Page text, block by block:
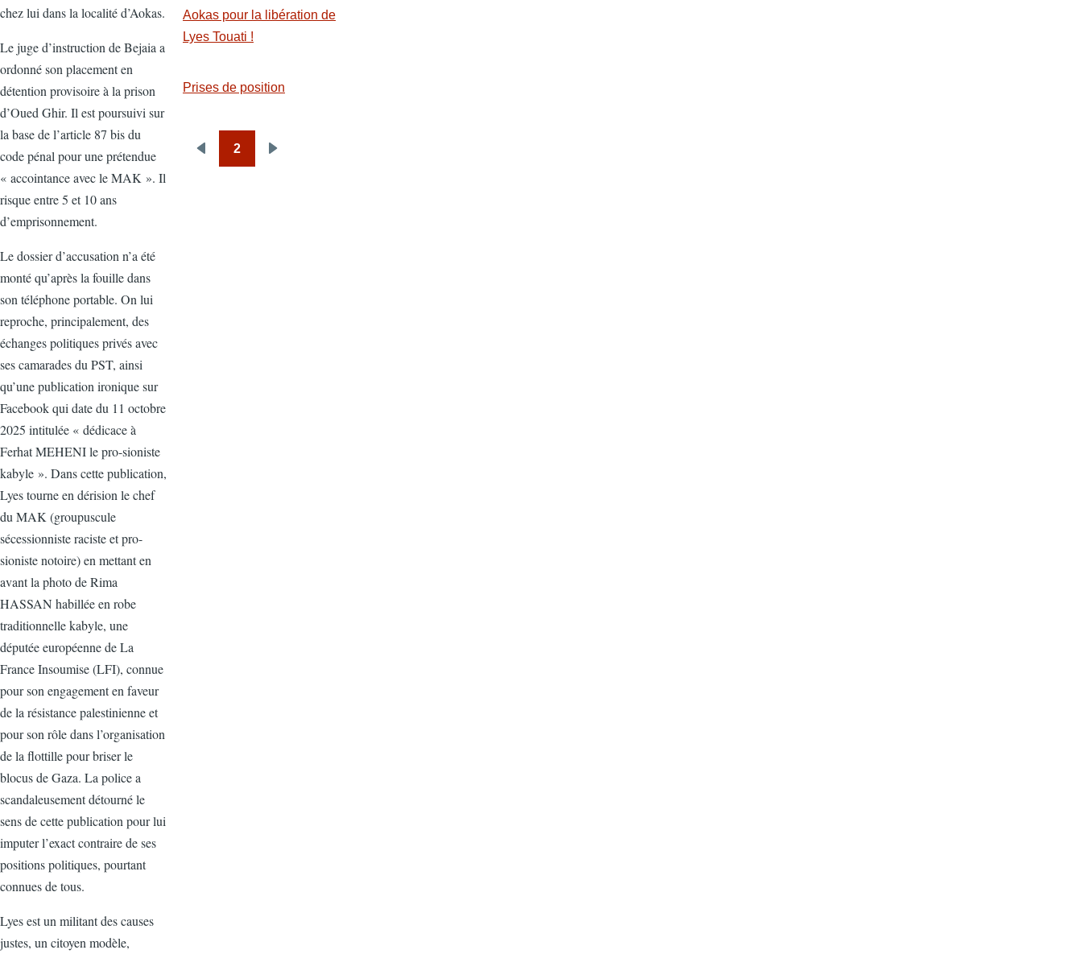
chez lui dans la localité d’Aokas.
Le juge d’instruction de Bejaia a
ordonné son placement en
détention provisoire à la prison
d’Oued Ghir. Il est poursuivi sur
la base de l’article 87 bis du
code pénal pour une prétendue
« accointance avec le MAK ». Il
risque entre 5 et 10 ans
d’emprisonnement.
Le dossier d’accusation n’a été
monté qu’après la fouille dans
son téléphone portable. On lui
reproche, principalement, des
échanges politiques privés avec
ses camarades du PST, ainsi
qu’une publication ironique sur
Facebook qui date du 11 octobre
2025 intitulée « dédicace à
Ferhat MEHENI le pro-sioniste
kabyle ». Dans cette publication,
Lyes tourne en dérision le chef
du MAK (groupuscule
sécessionniste raciste et pro-
sioniste notoire) en mettant en
avant la photo de Rima
HASSAN habillée en robe
traditionnelle kabyle, une
députée européenne de La
France Insoumise (LFI), connue
pour son engagement en faveur
de la résistance palestinienne et
pour son rôle dans l’organisation
de la flottille pour briser le
blocus de Gaza. La police a
scandaleusement détourné le
sens de cette publication pour lui
imputer l’exact contraire de ses
positions politiques, pourtant
connues de tous.
Lyes est un militant des causes
justes, un citoyen modèle,
Aokas pour la libération de
Lyes Touati !
Prises de position
Pagination
2